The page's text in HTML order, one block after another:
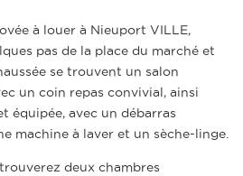
à louer à Nieuport VILLE,
pas de la place du marché et
se trouvent un salon
un coin repas convivial, ainsi
équipée, avec un débarras
machine à laver et un sèche-linge.
deux chambres